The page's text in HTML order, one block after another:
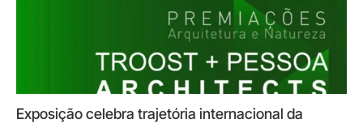
Exposição celebra trajetória internacional da